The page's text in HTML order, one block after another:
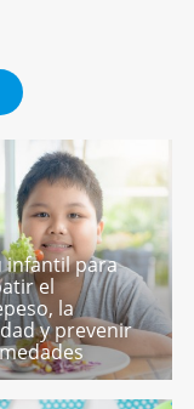
infantil para
el
la
y prevenir